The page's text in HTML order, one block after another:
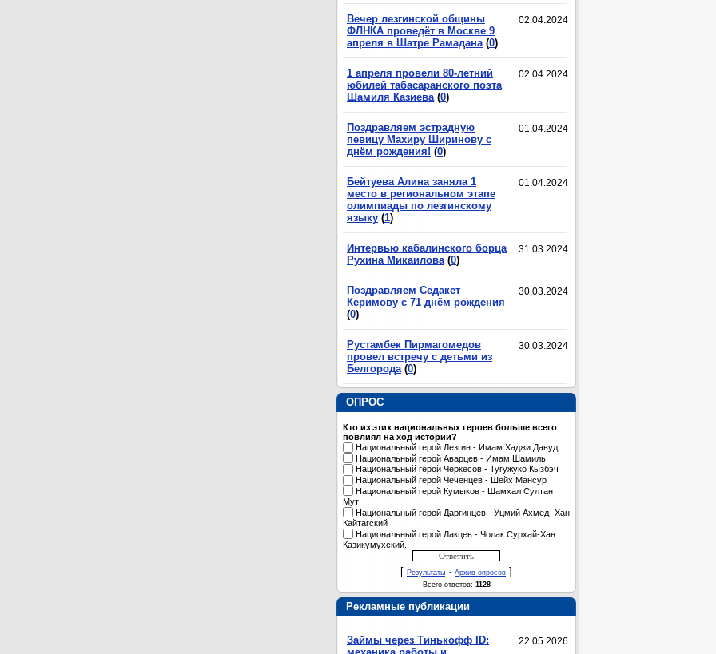
02.04.2024
Вечер лезгинской общины
ФЛНКА проведёт в Москве 9
апреля в Шатре Рамадана (0)
02.04.2024
1 апреля провели 80-летний
юбилей табасаранского поэта
Шамиля Казиева (0)
01.04.2024
Поздравляем эстрадную
певицу Махиру Ширинову с
днём рождения! (0)
01.04.2024
Бейтуева Алина заняла 1
место в региональном этапе
олимпиады по лезгинскому
языку (1)
31.03.2024
Интервью кабалинского борца
Рухина Микаилова (0)
30.03.2024
Поздравляем Седакет
Керимову с 71 днём рождения
(0)
30.03.2024
Рустамбек Пирмагомедов
провел встречу с детьми из
Белгорода (0)
ОПРОС
Кто из этих национальных героев больше всего
повлиял на ход истории?
Национальный герой Лезгин - Имам Хаджи Давуд
Национальный герой Аварцев - Имам Шамиль
Национальный герой Черкесов - Тугужуко Кызбэч
Национальный герой Чеченцев - Шейх Мансур
Национальный герой Кумыков - Шамхал Султан
Мут
Национальный герой Даргинцев - Уцмий Ахмед -Хан
Кайтагский
Национальный герой Лакцев - Чолак Сурхай-Хан
Казикумухский.
[ Результаты · Архив опросов ]
Всего ответов: 1128
Рекламные публикации
22.05.2026
Займы через Тинькофф ID: